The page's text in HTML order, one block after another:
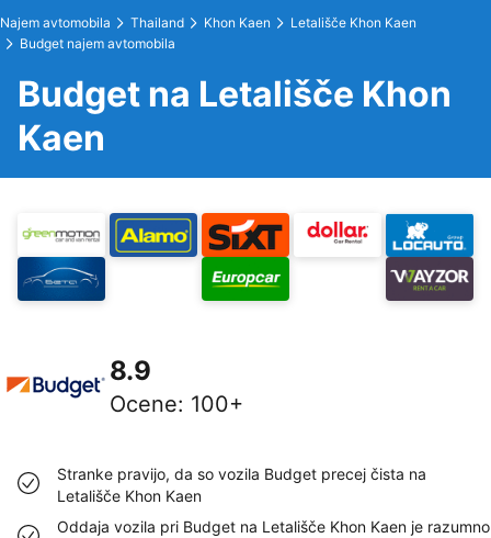
Najem avtomobila Thailand Khon Kaen
Letališče Khon Kaen
Budget najem avtomobila
Budget na Letališče Khon
Kaen
8.9
Ocene: 100+
Stranke pravijo, da so vozila Budget precej čista na
Letališče Khon Kaen
Oddaja vozila pri Budget na Letališče Khon Kaen je razumno